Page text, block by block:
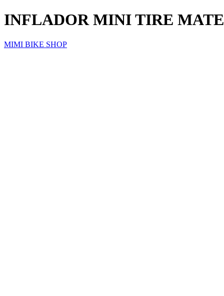
INFLADOR MINI TIRE
MIMI BIKE SHOP